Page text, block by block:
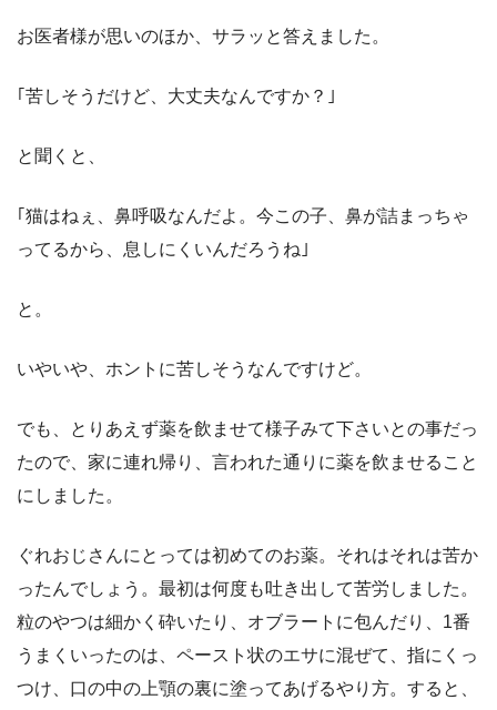
お医者様が思いのほか、サラッと答えました。
｢苦しそうだけど、大丈夫なんですか？｣
と聞くと、
｢猫はねぇ、鼻呼吸なんだよ。今この子、鼻が詰まっちゃ
ってるから、息しにくいんだろうね｣
と。
いやいや、ホントに苦しそうなんですけど。
でも、とりあえず薬を飲ませて様子みて下さいとの事だっ
たので、家に連れ帰り、言われた通りに薬を飲ませること
にしました。
ぐれおじさんにとっては初めてのお薬。それはそれは苦か
ったんでしょう。最初は何度も吐き出して苦労しました。
粒のやつは細かく砕いたり、オブラートに包んだり、 1番
うまくいったのは、ペースト状のエサに混ぜて、指にくっ
つけ、口の中の上顎の裏に塗ってあげるやり方。すると、